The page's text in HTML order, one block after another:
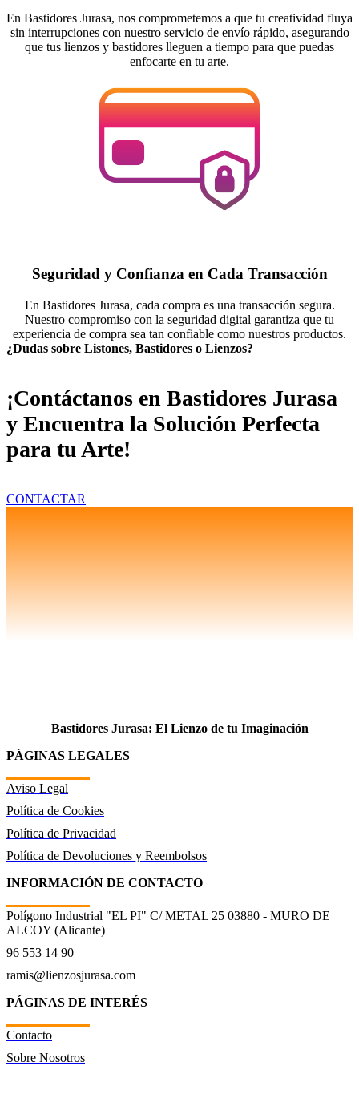
En Bastidores Jurasa, nos comprometemos a que tu creatividad fluya
sin interrupciones con nuestro servicio de envío rápido, asegurando
que tus lienzos y bastidores lleguen a tiempo para que puedas
enfocarte en tu arte.
Seguridad y Confianza en Cada Transacción
En Bastidores Jurasa, cada compra es una transacción segura.
Nuestro compromiso con la seguridad digital garantiza que tu
experiencia de compra sea tan confiable como nuestros productos.
¿Dudas sobre Listones, Bastidores o Lienzos?
¡Contáctanos en Bastidores Jurasa
y Encuentra la Solución Perfecta
para tu Arte!
CONTACTAR
Bastidores Jurasa: El Lienzo de tu Imaginación
PÁGINAS LEGALES
Aviso Legal
Política de Cookies
Política de Privacidad
Política de Devoluciones y Reembolsos
INFORMACIÓN DE CONTACTO
Polígono Industrial "EL PI" C/ METAL 25 03880 - MURO DE
ALCOY (Alicante)
96 553 14 90
ramis@lienzosjurasa.com
PÁGINAS DE INTERÉS
Contacto
Sobre Nosotros